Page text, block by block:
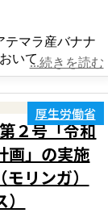
テマラ産バナナ
いて...続きを読む
２号「令和
画」の実施
リンガ）
厚生労働省